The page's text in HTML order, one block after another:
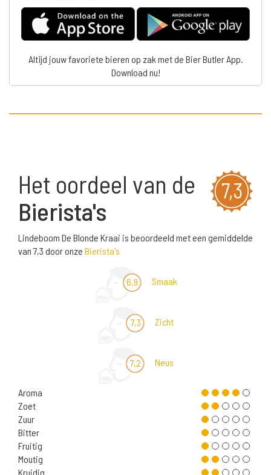
Altijd jouw favoriete bieren op zak met de Bier Butler App.
Download nu!
7,3
Het oordeel van de
Bierista's
Lindeboom De Blonde Kraai is beoordeeld met een gemiddelde
van 7,3 door onze Bierista's
6,9 Smaak
7,3 Zicht
7,2 Neus
Aroma
Zoet
Zuur
Bitter
Fruitig
Moutig
Kruidig